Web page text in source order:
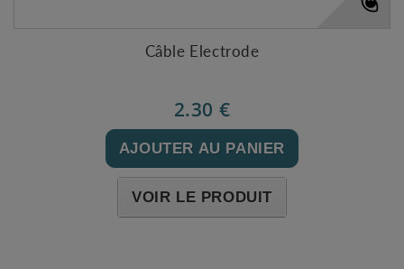
Câble Electrode
2.30 €
AJOUTER AU PANIER
VOIR LE PRODUIT